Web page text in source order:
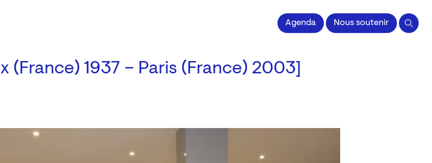
Agenda Nous soutenir
(France) 1937 – Paris (France) 2003]